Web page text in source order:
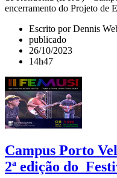
encerramento do Projeto de
Escrito por Dennis
publicado
26/10/2023
14h47
Campus Porto
2ª edição do